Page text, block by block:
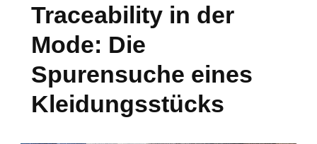
Traceability in der
Mode: Die
Spurensuche eines
Kleidungsstücks